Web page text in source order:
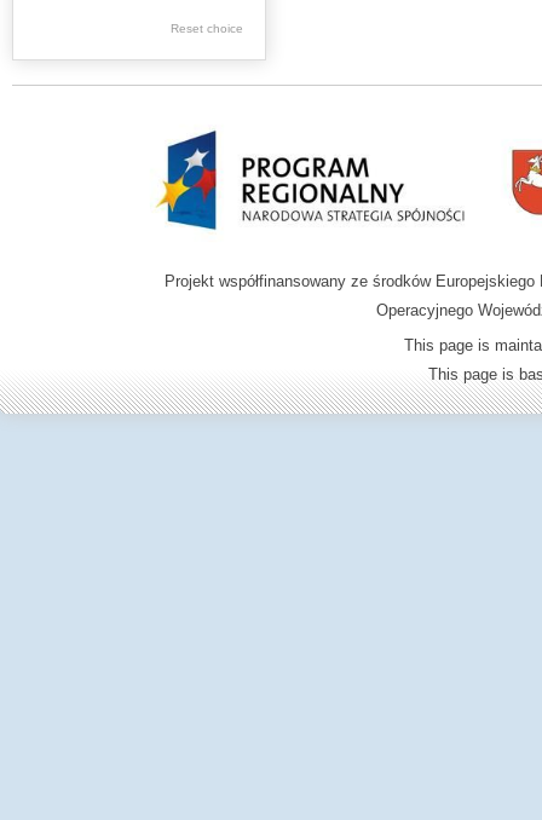
Reset choice
Projekt współfinansowany ze środków
Operacyjnego
This page is
This page is